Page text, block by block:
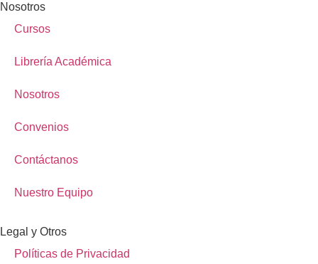
Nosotros
Cursos
Librería Académica
Nosotros
Convenios
Contáctanos
Nuestro Equipo
Legal y Otros
Políticas de Privacidad